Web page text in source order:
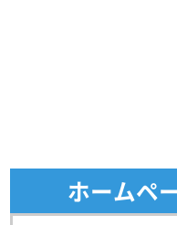
ホームペ